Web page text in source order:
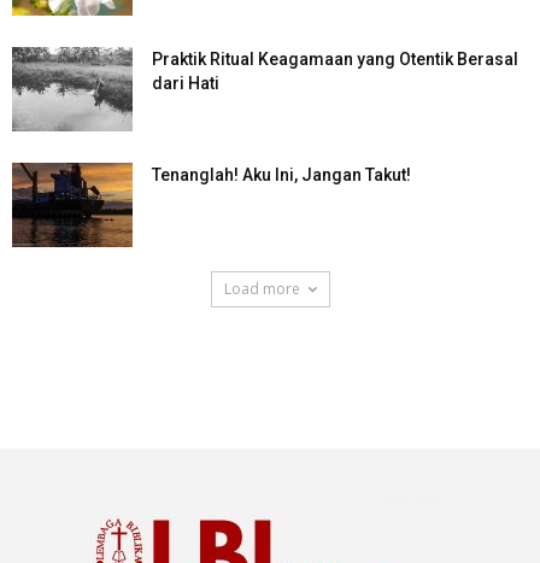
Praktik Ritual Keagamaan yang Otentik Berasal
dari Hati
Tenanglah! Aku Ini, Jangan Takut!
Load more